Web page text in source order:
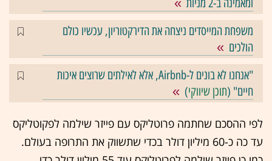
משפחת המייסדים ניצחה את הדירקטוריון, עכשיו כולם
הולכים
"אנחנו לא בונים ל-Airbnb, אלא לאילתים שרוצים איכות
חיים" (תוכן שיווקי)
לפי ההסכם שחתמה פרוטליקס עם פייזר שילמה לפקוטליקס
עד כה כ-60 מיליון דולר בכדי שתשווק את התרופה בעולם.